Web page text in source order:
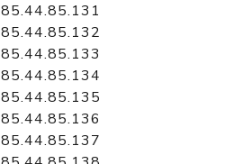
85.44.85.131
85.44.85.132
85.44.85.133
85.44.85.134
85.44.85.135
85.44.85.136
85.44.85.137